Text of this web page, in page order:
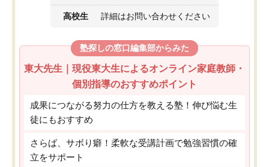
高校生 詳細はお問い合わせください
塾探しの窓口編集部からみた
東大先生｜現役東大生によるオンライン家庭教師・
個別指導のおすすめポイント
成果につながる努力の仕方を教える塾！伸び悩む生
徒にもおすすめ
さらば、サボり癖！柔軟な受講計画で勉強習慣の確
立をサポート